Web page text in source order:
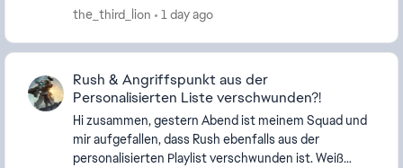
believe Battlefield 6 has a very strong foundat...
the_third_lion 1 day ago
Rush & Angriffspunkt aus der
Personalisierten Liste verschwunden?!
Hi zusammen, gestern Abend ist meinem Squad und
mir aufgefallen, dass Rush ebenfalls aus der
personalisierten Playlist verschwunden ist. Weiß